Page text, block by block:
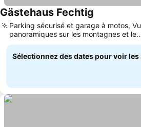
Gästehaus Fechtig
Parking sécurisé et garage à motos,
panoramiques sur les montagnes et le
jardin
Sélectionnez des dates pour voir